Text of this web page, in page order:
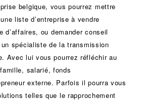
belgique, vous pourrez mettre
liste d’entreprise à vendre
d’affaires, ou demander conseil
spécialiste de latransmission
Avec lui vous pourrez réfléchir au
famille, salarié, fonds
externe. Parfois il pourra vous
telles que le rapprochement